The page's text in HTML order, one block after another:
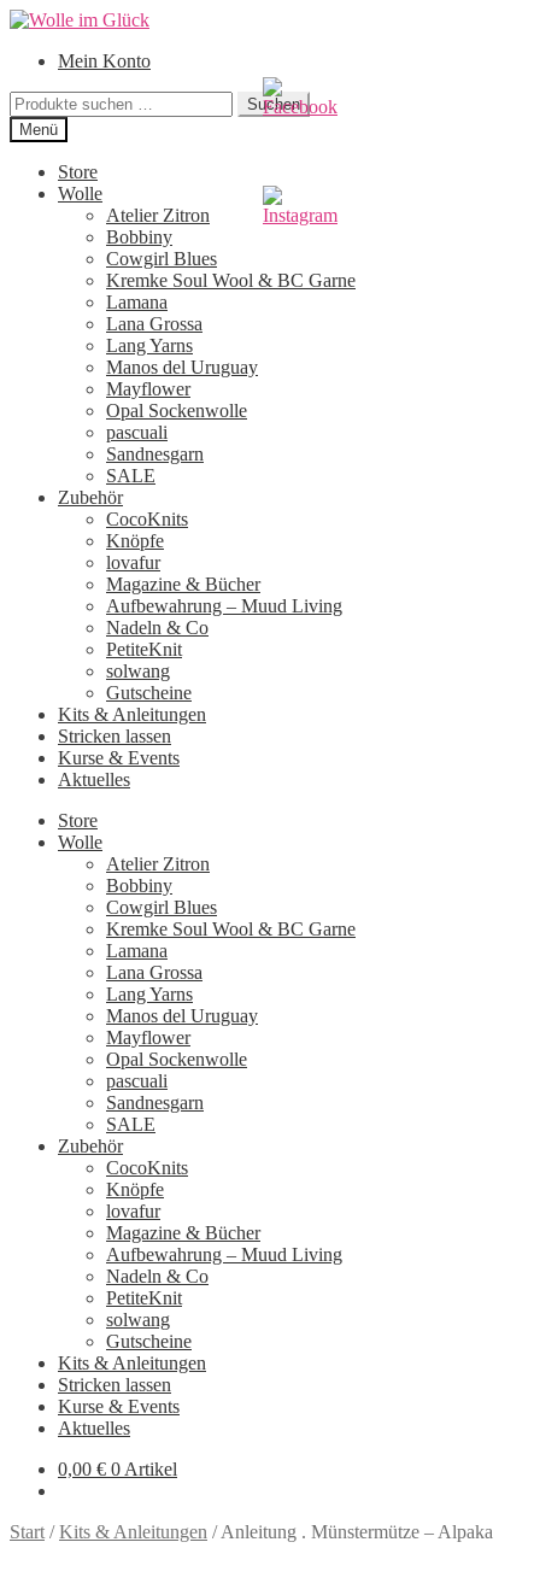
Zur
springen
Zum
springenMein Konto
Suchen
nach:
Suchen
Menü
Store
Wolle
Atelier Zitron
Bobbiny
Cowgirl Blues
Kremke Soul Wool & BC Garne
Lamana
Lana Grossa
Lang Yarns
Manos del Uruguay
Mayflower
Opal Sockenwolle
pascuali
Sandnesgarn
SALE
Zubehör
CocoKnits
Knöpfe
lovafur
Magazine & Bücher
Aufbewahrung – Muud Living
Nadeln & Co
PetiteKnit
solwang
Gutscheine
Kits & Anleitungen
Stricken lassen
Kurse & Events
Aktuelles
Store
Wolle
Atelier Zitron
Bobbiny
Cowgirl Blues
Kremke Soul Wool & BC Garne
Lamana
Lana Grossa
Lang Yarns
Manos del Uruguay
Mayflower
Opal Sockenwolle
pascuali
Sandnesgarn
SALE
Zubehör
CocoKnits
Knöpfe
lovafur
Magazine & Bücher
Aufbewahrung – Muud Living
Nadeln & Co
PetiteKnit
solwang
Gutscheine
Kits & Anleitungen
Stricken lassen
Kurse & Events
Aktuelles
0,00 € 0 Artikel
Start /Kits & Anleitungen /Anleitung . Münstermütze – Alpaka